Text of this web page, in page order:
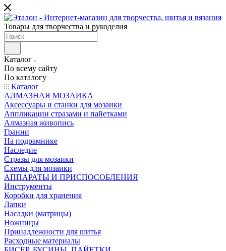
Товары для творчества и рукоделия
Каталог
По всему сайту
По каталогу
Каталог
АЛМАЗНАЯ МОЗАИКА
Аксессуары и станки для мозаики
Аппликации стразами и пайетками
Алмазная живопись
Гранни
На подрамнике
Наследие
Стразы для мозаики
Схемы для мозаики
АППАРАТЫ И ПРИСПОСОБЛЕНИЯ
Инструменты
Коробки для хранения
Лапки
Насадки (матрицы)
Ножницы
Принадлежности для шитья
Расходные материалы